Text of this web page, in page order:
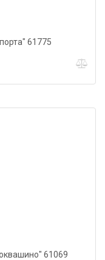
61775
61069